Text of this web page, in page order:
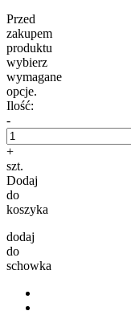
Przed
zakupem
produktu
wybierz
wymagane
opcje.
Ilość:
-
+
szt.
Dodaj
do
koszyka
dodaj
do
schowka